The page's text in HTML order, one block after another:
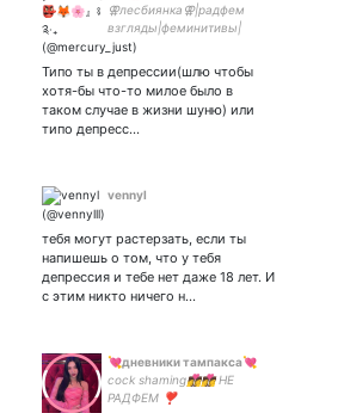
⚢лесбиянка⚢|радфем
взгляды|феминитивы|
гетерофобия и мизандрия-
это почётно|my gf/парная-
cr:mkay_draws
Типо ты в депрессии(шлю чтобы
хотя-бы что-то милое было в
таком случае в жизни шуню) или
типо депресс…
vennyl
тебя могут растерзать, если ты
напишешь о том, что у тебя
депрессия и тебе нет даже 18 лет. И
с этим никто ничего н…
💘дневники тампакса💘
cock shaming👩‍❤️‍💋‍👩👩‍❤️‍💋‍👩 НЕ
РАДФЕМ ❣️